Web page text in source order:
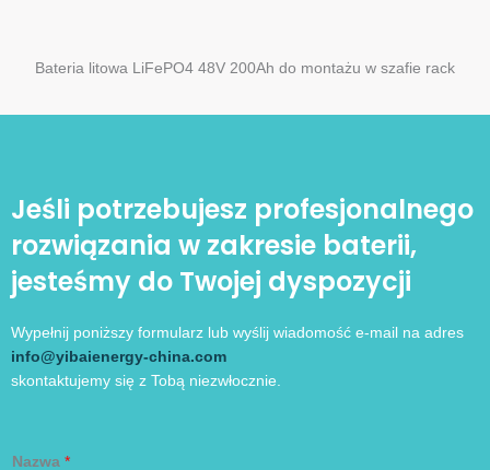
Bateria litowa LiFePO4 48V 200Ah do montażu w szafie rack
Jeśli potrzebujesz profesjonalnego
rozwiązania w zakresie baterii,
jesteśmy do Twojej dyspozycji
Wypełnij poniższy formularz lub wyślij wiadomość e-mail na adres
info@yibaienergy-china.com
skontaktujemy się z Tobą niezwłocznie.
Nazwa *